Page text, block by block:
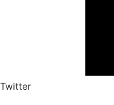
Twitter